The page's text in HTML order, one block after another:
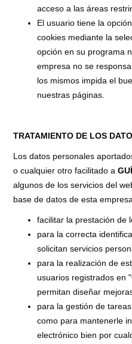
acceso a las áreas
El usuario tiene la
cookies mediante la
opción en su programa
empresa no se
los mismos impida el
nuestras páginas.
TRATAMIENTO DE LOS
Los datos personales
o cualquier otro facilitado a
algunos de los servicios del
base de datos de esta
facilitar la prestación de
para la correcta
solicitan servicios
para la realización de
usuarios registrados en "
permitan diseñar
para la gestión de
como para mantenerle
electrónico bien por